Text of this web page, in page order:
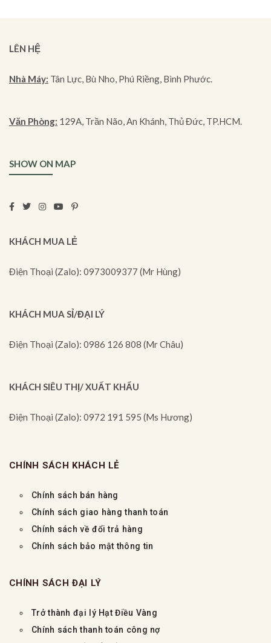
LÊN HỆ
Nhà Máy: Tân Lực, Bù Nho, Phú Riềng, Bình Phước.
Văn Phòng: 129A, Trần Não, An Khánh, Thủ Đức, TP.HCM.
SHOW ON MAP
KHÁCH MUA LẺ
Điện Thoại (Zalo): 0973009377 (Mr Hùng)
KHÁCH MUA SỈ/ĐẠI LÝ
Điện Thoại (Zalo): 0986 126 808 (Mr Châu)
KHÁCH SIÊU THỊ/ XUẤT KHẨU
Điện Thoại (Zalo): 0972 191 595 (Ms Hương)
CHÍNH SÁCH KHÁCH LẺ
Chính sách bán hàng
Chính sách giao hàng thanh toán
Chính sách về đổi trả hàng
Chính sách bảo mật thông tin
CHÍNH SÁCH ĐẠI LÝ
Trở thành đại lý Hạt Điều Vàng
Chính sách thanh toán công nợ